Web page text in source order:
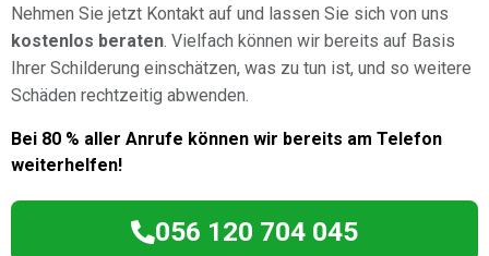
Nehmen Sie jetzt Kontakt auf und lassen Sie sich von uns
kostenlos beraten. Vielfach können wir bereits auf Basis
Ihrer Schilderung einschätzen, was zu tun ist, und so weitere
Schäden rechtzeitig abwenden.
Bei 80 % aller Anrufe können wir bereits am Telefon
weiterhelfen!
056 120 704 045